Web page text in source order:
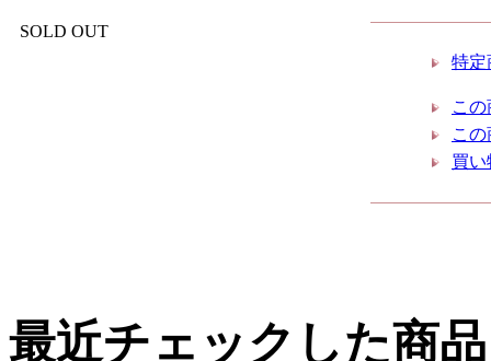
SOLD OUT
特定
こ
こ
買い
最近チェックした商品